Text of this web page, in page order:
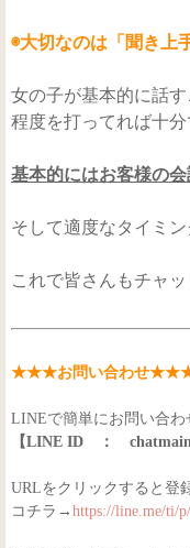
◉大切なのは「聞き上
女の子が基本的に話
程度を打ってれば十分
基本的にはお客様の
そして適度なタイミン
これで皆さんもチャ
★★★お問い合わせ
LINEで簡単にお問い合わ
【LINE ID ：
URLをクリックすると登
コチラ→ https://line.me/ti/